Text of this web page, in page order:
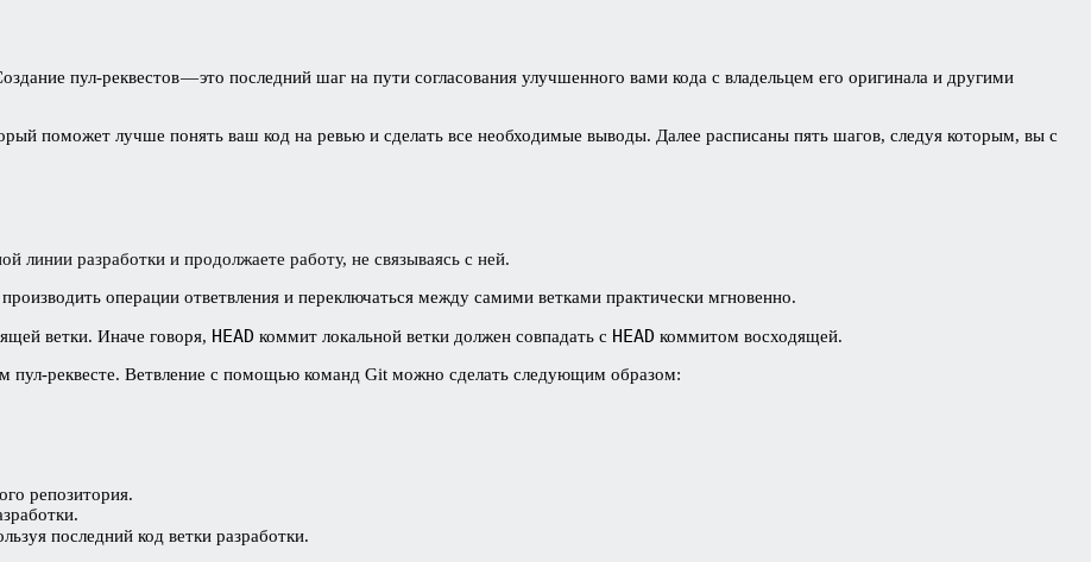
пул-реквестов — это последний шаг на пути согласования улучшенного вами кода с владельцем его оригинала и другими
поможет лучше понять ваш код на ревью и сделать все необходимые выводы. Далее расписаны пять шагов, следуя которым, вы с
линии разработки и продолжаете работу, не связываясь с ней.
операции ответвления и переключаться между самими ветками практически мгновенно.
ветки. Иначе говоря, HEAD коммит локальной ветки должен совпадать с HEAD коммитом восходящей.
пул-реквесте. Ветвление с помощью команд Git можно сделать следующим образом:
репозитория.
последний код ветки разработки.